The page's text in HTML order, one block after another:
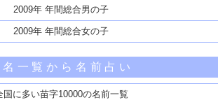
2009年 年間総合男の子
2009年 年間総合女の子
名一覧から名前占い
国に多い苗字10000の名前一覧